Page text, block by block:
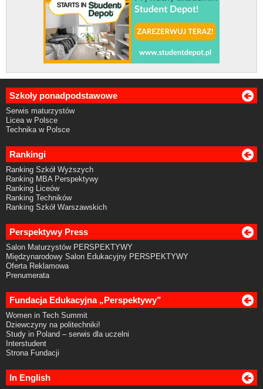
Szkoły ponadpodstawowe
Serwis maturzystów
Licea w Polsce
Technika w Polsce
Rankingi
Ranking Szkół Wyższych
Ranking MBA Perspektywy
Ranking Liceów
Ranking Techników
Ranking Szkół Warszawskich
Perspektywy Press
Salon Maturzystów PERSPEKTYWY
Międzynarodowy Salon Edukacyjny PERSPEKTYWY
Oferta Reklamowa
Prenumerata
Fundacja Edukacyjna „Perspektywy”
Women in Tech Summit
Dziewczyny na politechniki!
Study in Poland – serwis dla uczelni
Interstudent
Strona Fundacji
In English